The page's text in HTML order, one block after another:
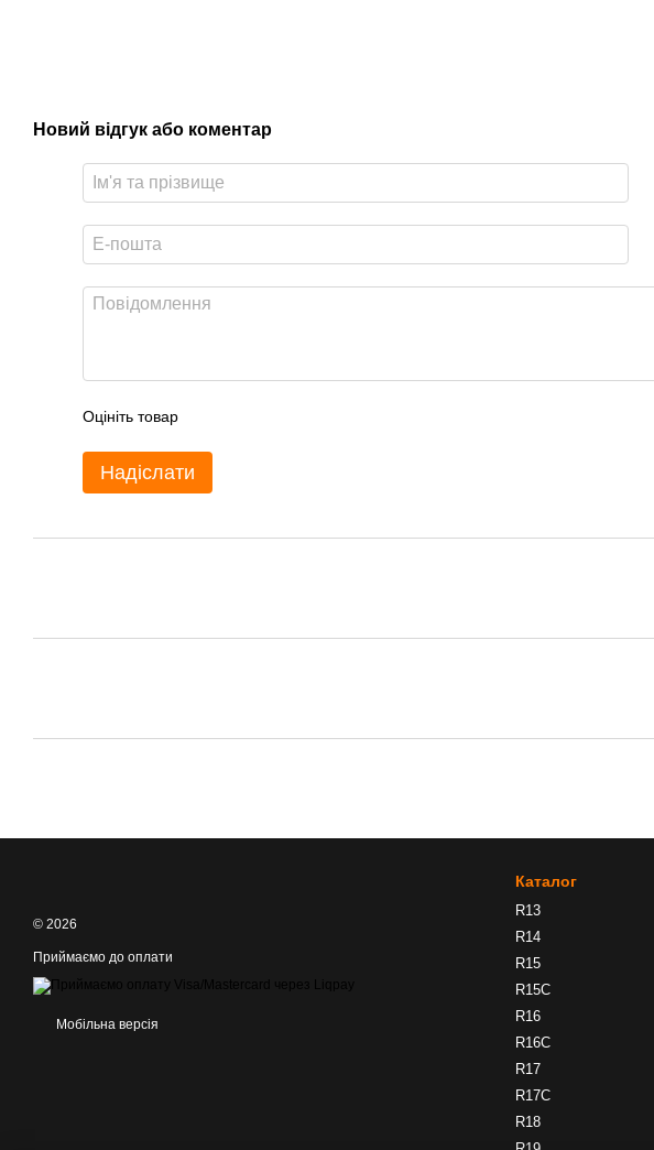
Новий відгук або коментар
Оцініть товар
Надіслати
© 2026
Приймаємо до оплати
Мобільна версія
Каталог
R13
R14
R15
R15C
R16
R16C
R17
R17C
R18